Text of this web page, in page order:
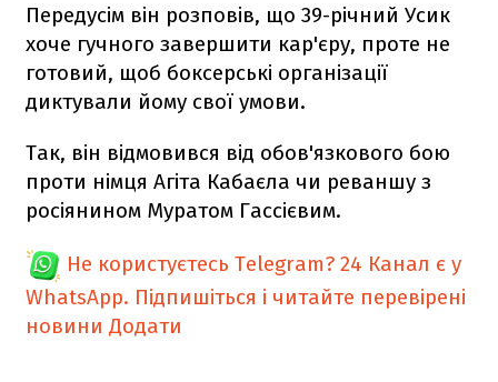
Передусім він розповів, що 39-річний Усик
хоче гучного завершити кар'єру, проте не
готовий, щоб боксерські організації
диктували йому свої умови.
Так, він відмовився від обов'язкового бою
проти німця Агіта Кабаєла чи реваншу з
росіянином Муратом Гассієвим.
Не користуєтесь Telegram? 24 Канал є у
WhatsApp. Підпишіться і читайте перевірені
новини Додати